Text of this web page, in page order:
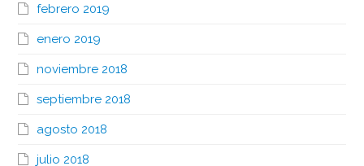
febrero 2019
enero 2019
noviembre 2018
septiembre 2018
agosto 2018
julio 2018